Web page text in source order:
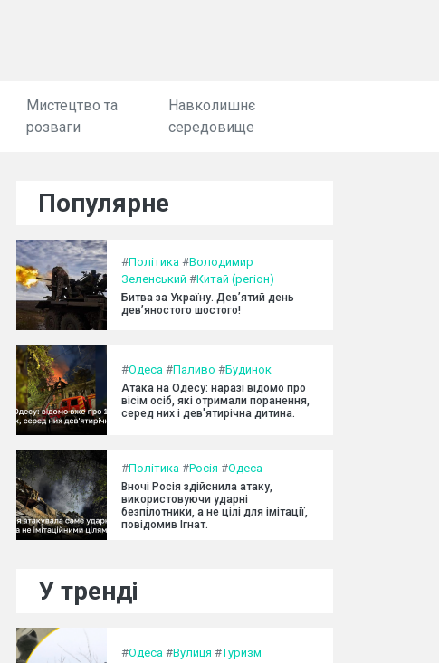
Мистецтво та
розваги
Навколишнє
середовище
Популярне
#Політика #Володимир
Зеленський #Китай (регіон)
Битва за Україну. Дев’ятий день
дев’яностого шостого!
#Одеса #Паливо #Будинок
Атака на Одесу: наразі відомо про
вісім осіб, які отримали поранення,
серед них і дев'ятирічна дитина.
#Політика #Росія #Одеса
Вночі Росія здійснила атаку,
використовуючи ударні
безпілотники, а не цілі для імітації,
повідомив Ігнат.
У тренді
#Одеса #Вулиця #Туризм